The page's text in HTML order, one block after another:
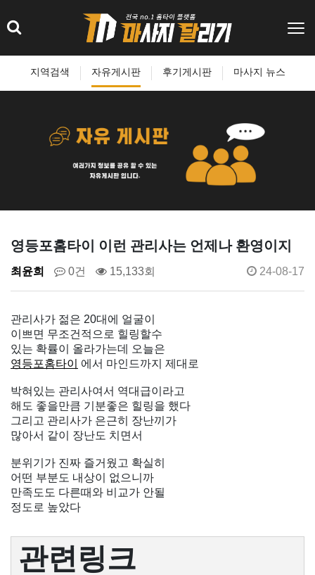
지역검색 자유게시판 후기게시판 마사지 뉴스
영등포홈타이 이런 관리사는 언제나 환영이지
최윤희 0건 15,133회 24-08-17
관리사가 젊은 20대에 얼굴이
이쁘면 무조건적으로 힐링할수
있는 확률이 올라가는데 오늘은
영등포홈타이
에서 마인드까지 제대로
박혀있는 관리사여서 역대급이라고
해도 좋을만큼 기분좋은 힐링을 했다
그리고 관리사가 은근히 장난끼가
많아서 같이 장난도 치면서
분위기가 진짜 즐거웠고 확실히
어떤 부분도 내상이 없으니까
만족도도 다른때와 비교가 안될
정도로 높았다
관련링크